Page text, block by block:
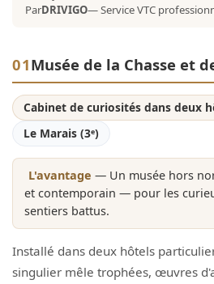
ParDRIVIGO— Service VTC
01Musée de la Chasse et
Cabinet de curiosités dans deux
Le Marais (3ᵉ)
L'avantage — Un musée hors
et contemporain — pour les
sentiers battus.
Installé dans deux hôtels
singulier mêle trophées, œuvres